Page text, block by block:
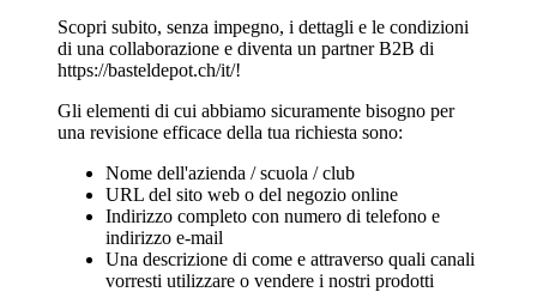
Scopri subito, senza impegno, i dettagli e le condizioni
di una collaborazione e diventa un partner B2B di
https://basteldepot.ch/it/!
Gli elementi di cui abbiamo sicuramente bisogno per
una revisione efficace della tua richiesta sono:
Nome dell'azienda / scuola / club
URL del sito web o del negozio online
Indirizzo completo con numero di telefono e
indirizzo e-mail
Una descrizione di come e attraverso quali canali
vorresti utilizzare o vendere i nostri prodotti